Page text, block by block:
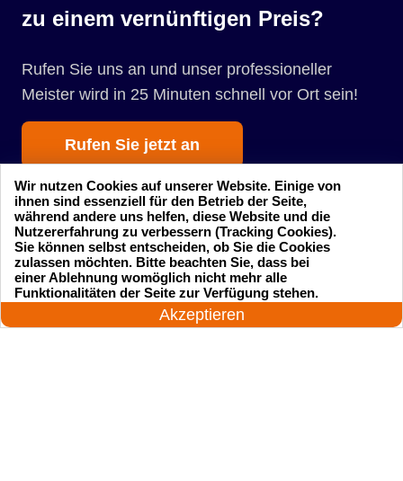
zu einem vernünftigen Preis?
Rufen Sie uns an und unser professioneller
Meister wird in 25 Minuten schnell vor Ort sein!
Rufen Sie jetzt an
Startseite Einsatzgebiete
Preise
24 Stunden am Tag
Akzeptieren
Wir nutzen Cookies auf unserer Website. Einige von
ihnen sind essenziell für den Betrieb der Seite,
während andere uns helfen, diese Website und die
Nutzererfahrung zu verbessern (Tracking Cookies).
Sie können selbst entscheiden, ob Sie die Cookies
zulassen möchten. Bitte beachten Sie, dass bei
einer Ablehnung womöglich nicht mehr alle
Funktionalitäten der Seite zur Verfügung stehen.